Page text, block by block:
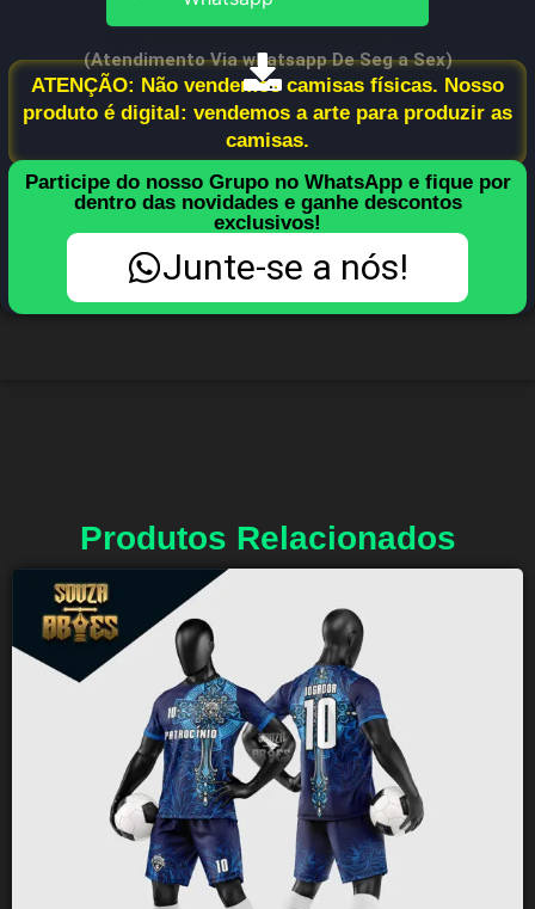
(Atendimento Via whatsapp De Seg a Sex)
ATENÇÃO: Não vendemos camisas físicas. Nosso
produto é digital: vendemos a arte para produzir as
camisas.
Participe do nosso Grupo no WhatsApp e fique por
dentro das novidades e ganhe descontos
exclusivos!
Junte-se a nós!
Produtos Relacionados